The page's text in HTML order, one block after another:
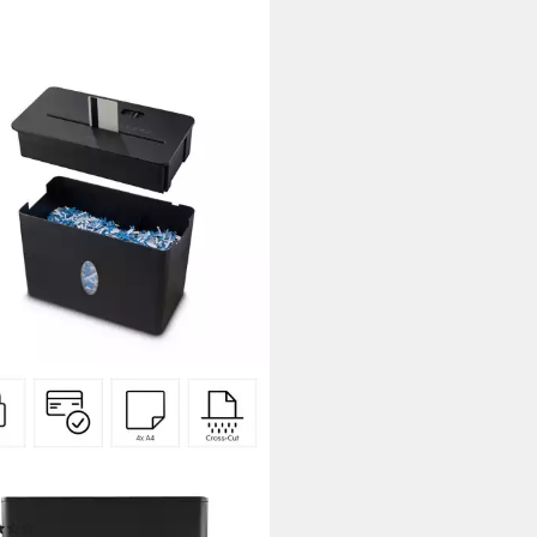
Aktenvernichter
(Papier + Plastik,
Schnitzel, Automatik,